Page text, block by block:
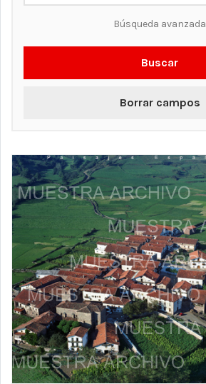
Búsqueda avanzada
Buscar
Borrar campos